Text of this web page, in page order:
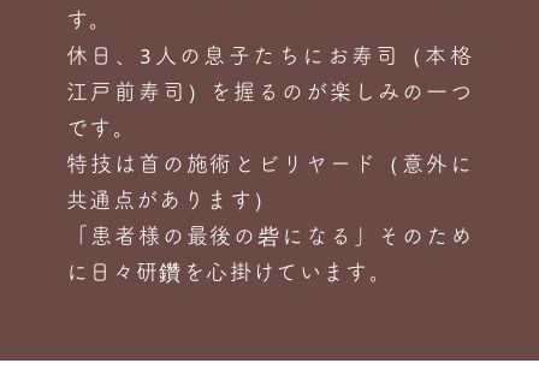
す。
休日、3人の息子たちにお寿司（本格
江戸前寿司）を握るのが楽しみの一つ
です。
特技は首の施術とビリヤード（意外に
共通点があります）
「患者様の最後の砦になる」そのため
に日々研鑽を心掛けています。